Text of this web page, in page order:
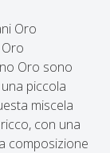
Oro sono
piccola
miscela
con una
composizione